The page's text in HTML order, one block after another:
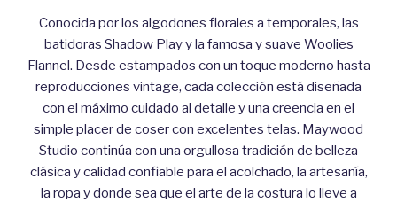
Conocida por los algodones florales a temporales, las
batidoras Shadow Play y la famosa y suave Woolies
Flannel. Desde estampados con un toque moderno hasta
reproducciones vintage, cada colección está diseñada
con el máximo cuidado al detalle y una creencia en el
simple placer de coser con excelentes telas. Maywood
Studio continúa con una orgullosa tradición de belleza
clásica y calidad confiable para el acolchado, la artesanía,
la ropa y donde sea que el arte de la costura lo lleve a